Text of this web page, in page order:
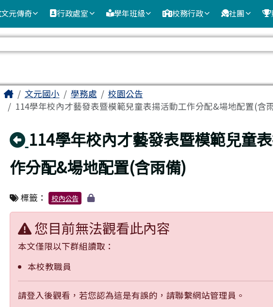
文元傳奇 行政處室 學年班級 校務行政 社團
主內容區域
Home文元國小 學務處
校園公告
114學年校內才藝發表暨模範兒童表揚活動工作分配&場地配置(含
回上頁
114學年校內才藝發表暨模範兒童
作分配&場地配置(含雨備)
標籤： 校內公告
您目前無法觀看此內容
本文僅限以下群組讀取：
本校教職員
請登入後觀看，若您認為這是有誤的，請聯繫網站管理員。